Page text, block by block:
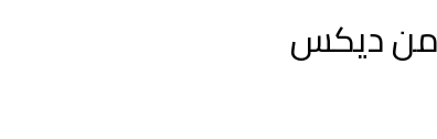
من ديكس